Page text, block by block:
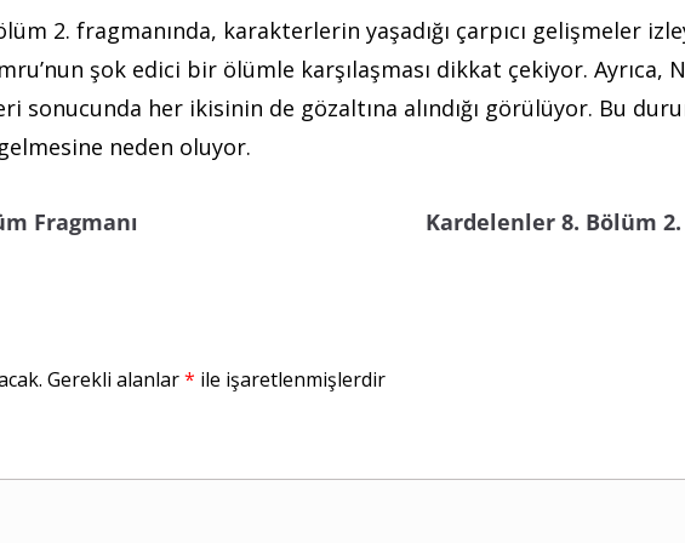
2. fragmanında, karakterlerin yaşadığı çarpıcı gelişmeler
şok edici bir ölümle karşılaşması dikkat çekiyor. Ayrıca,
sonucunda her ikisinin de gözaltına alındığı görülüyor. Bu
neden oluyor.
Fragmanı Kardelenler 8. Bölüm 2.
Gerekli alanlar* ile işaretlenmişlerdir